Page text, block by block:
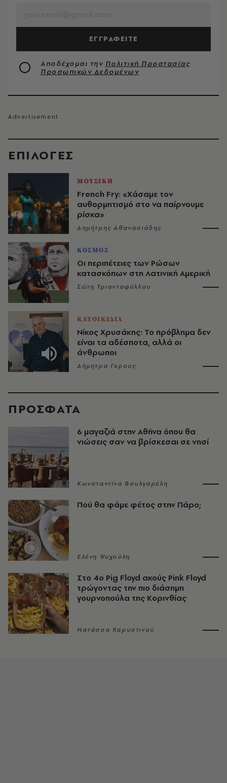
EΠΙΛΟΓΈΣ
ΜΟΥΣΙΚΗ
French Fry: «Χάσαμε τον
αυθορμητισμό στο να παίρνουμε
ρίσκα»
Δημήτρης Αθανασιάδης
ΚΟΣΜΟΣ
Οι περιπέτειες των Ρώσων
κατασκόπων στη Λατινική Αμερική
Σώτη Τριανταφύλλου
ΚΑΤΟΙΚΙΔΙΑ
Νίκος Χρυσάκης: Το πρόβλημα δεν
είναι τα αδέσποτα, αλλά οι
άνθρωποι
Δήμητρα Γκρους
ΕΓΓΡΑΦΕΙΤΕ
Αποδέχομαι την Πολιτική Προστασίας
Προσωπικών Δεδομένων
ΠΡΟΣΦΑΤΑ
6 μαγαζιά στην Αθήνα όπου θα
νιώσεις σαν να βρίσκεσαι σε νησί
Κωνσταντίνα Βουλγαρέλη
Πού θα φάμε φέτος στην Πάρο;
Ελένη Ψυχούλη
Στο 4ο Pig Floyd ακούς Pink Floyd
τρώγοντας την πιο διάσημη
γουρνοπούλα της Κορινθίας
Νατάσσα Καρυστινού